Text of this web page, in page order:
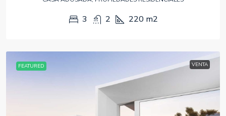
3 2 220 m2
FEATURED VENTA